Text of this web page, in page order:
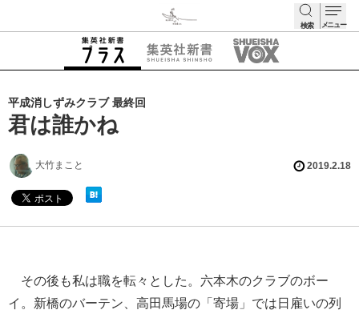
検索 メニュー
平成消しずみクラブ 最終回
君は誰かね
大竹まこと 2019.2.18
その後も私は職を転々とした。六本木のクラブのボー
イ。新橋のバーテン、高田馬場の「寄場」では日雇いの列